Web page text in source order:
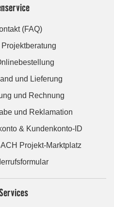
(FAQ)
und Lieferung
und Rechnung
und Reklamation
& Kundenkonto-ID
Projekt-Marktplatz